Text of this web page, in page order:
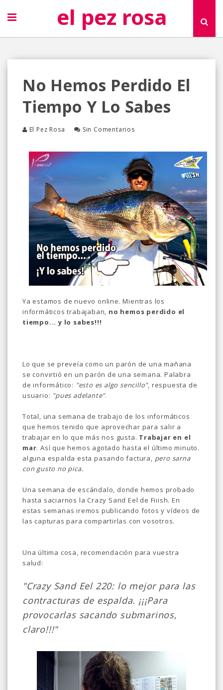
el pez rosa
No Hemos Perdido El
Tiempo Y Lo Sabes
El Pez Rosa Sin Comentarios
Ya estamos de nuevo online. Mientras los
informáticos trabajaban, no hemos perdido el
tiempo... y lo sabes!!!
Lo que se preveía como un parón de una mañana
se convirtió en un parón de una semana. Palabra
de informático: "esto es algo sencillo", respuesta de
usuario: "pues adelante".
Total, una semana de trabajo de los informáticos
que hemos tenido que aprovechar para salir a
trabajar en lo que más nos gusta. Trabajar en el
mar. Así que hemos agotado hasta el último minuto.
alguna espalda esta pasando factura, pero sarna
con gusto no pica.
Una semana de escándalo, donde hemos probado
hasta saciarnos la Crazy Sand Eel de Fiiish. En
estas semanas iremos publicando fotos y vídeos de
las capturas para compartirlas con vosotros.
Una última cosa, recomendación para vuestra
salud:
"Crazy Sand Eel 220: lo mejor para las
contracturas de espalda. ¡¡¡Para
provocarlas sacando submarinos,
claro!!!"